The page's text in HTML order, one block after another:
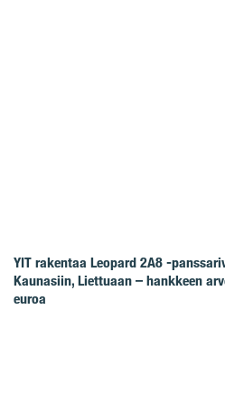
YIT rakentaa Leopard 2A8 -
Kaunasiin, Liettuaan – hankkeen
euroa